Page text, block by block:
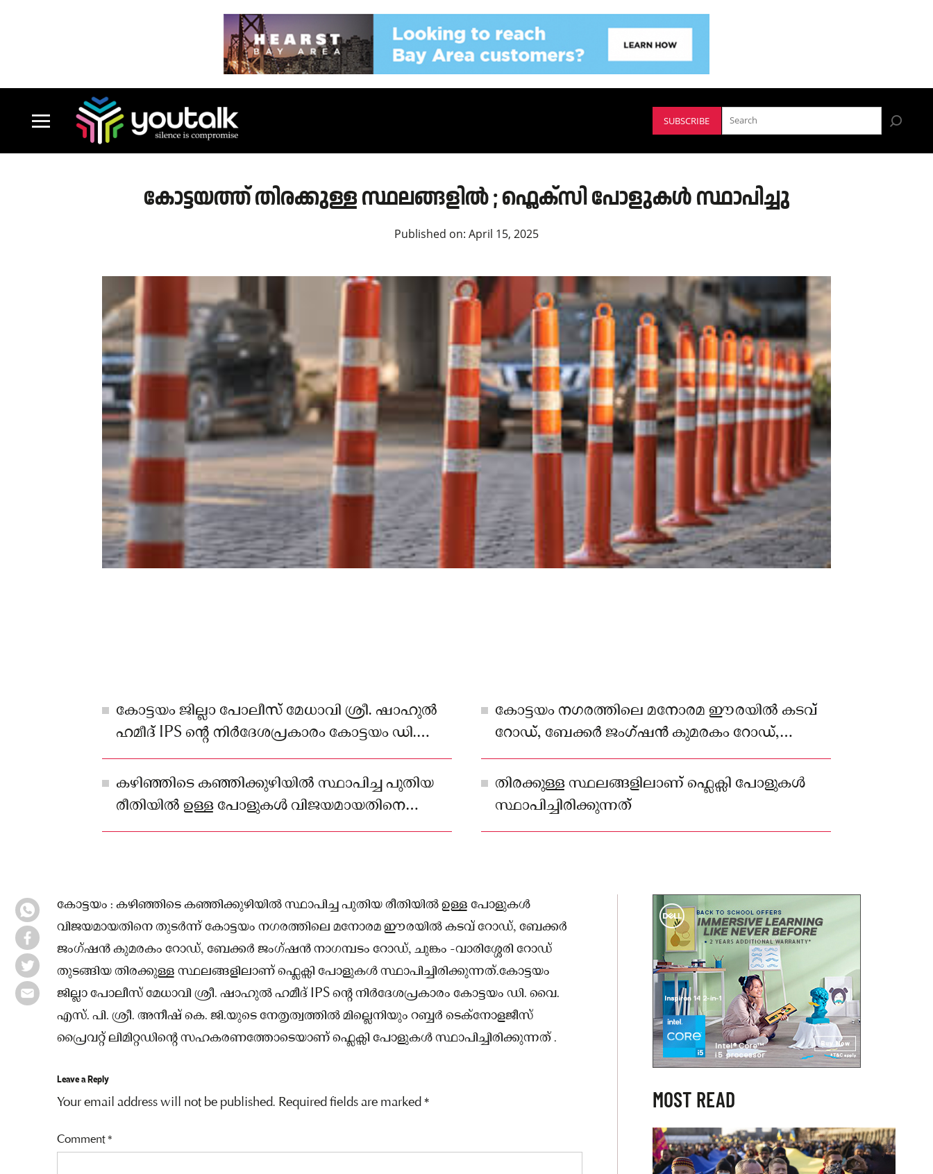
SUBSCRIBE
കോട്ടയത്ത് തിരക്കുള്ള സ്ഥലങ്ങളിൽ ; ഫ്ലെക്സി പോളുകൾ സ്ഥാപിച്ചു
Published on: April 15, 2025
കോട്ടയം ജില്ലാ പോലീസ് മേധാവി ശ്രീ. ഷാഹുൽ
ഹമീദ് IPS ന്റെ നിർദേശപ്രകാരം കോട്ടയം ഡി.
വൈ. എസ്. പി. ശ്രീ. അനീഷ് കെ. ജി.യുടെ
നേതൃത്വത്തിൽ മില്ലെനിയും റബ്ബർ ടെക്‌നോളജീസ്
പ്രൈവറ്റ് ലിമിറ്റഡിന്റെ സഹകരണത്തോടെയാണ്
കോട്ടയം നഗരത്തിലെ മനോരമ ഈരയിൽ കടവ്
റോഡ്, ബേക്കർ ജംഗ്ഷൻ കുമരകം റോഡ്,
ബേക്കർ ജംഗ്ഷൻ നാഗമ്പടം റോഡ്, ചുങ്കം
-വാരിശ്ശേരി റോഡ് തുടങ്ങിയ
കഴിഞ്ഞിടെ കഞ്ഞിക്കുഴിയിൽ സ്ഥാപിച്ച പുതിയ
രീതിയിൽ ഉള്ള പോളുകൾ വിജയമായതിനെ
തുടർന്ന്
തിരക്കുള്ള സ്ഥലങ്ങളിലാണ് ഫ്ലെക്സി പോളുകൾ
സ്ഥാപിച്ചിരിക്കുന്നത്
കോട്ടയം : കഴിഞ്ഞിടെ കഞ്ഞിക്കുഴിയിൽ സ്ഥാപിച്ച പുതിയ രീതിയിൽ ഉള്ള പോളുകൾ
വിജയമായതിനെ തുടർന്ന് കോട്ടയം നഗരത്തിലെ മനോരമ ഈരയിൽ കടവ് റോഡ്, ബേക്കർ
ജംഗ്ഷൻ കുമരകം റോഡ്, ബേക്കർ ജംഗ്ഷൻ നാഗമ്പടം റോഡ്, ചുങ്കം -വാരിശ്ശേരി റോഡ്
തുടങ്ങിയ തിരക്കുള്ള സ്ഥലങ്ങളിലാണ് ഫ്ലെക്സി പോളുകൾ സ്ഥാപിച്ചിരിക്കുന്നത്.കോട്ടയം
ജില്ലാ പോലീസ് മേധാവി ശ്രീ. ഷാഹുൽ ഹമീദ് IPS ന്റെ നിർദേശപ്രകാരം കോട്ടയം ഡി. വൈ.
എസ്. പി. ശ്രീ. അനീഷ് കെ. ജി.യുടെ നേതൃത്വത്തിൽ മില്ലെനിയും റബ്ബർ ടെക്‌നോളജീസ്
പ്രൈവറ്റ് ലിമിറ്റഡിന്റെ സഹകരണത്തോടെയാണ് ഫ്ലെക്സി പോളുകൾ സ്ഥാപിച്ചിരിക്കുന്നത് .
Leave a Reply
Your email address will not be published. Required fields are marked*
Comment*
MOST READ